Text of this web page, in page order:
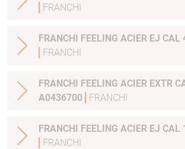
FRANCHI
FRANCHI FEELING ACIER EJ
FRANCHI
FRANCHI FEELING ACIER EXTR
A0436700
FRANCHI
FRANCHI FEELING ACIER EJ
FRANCHI